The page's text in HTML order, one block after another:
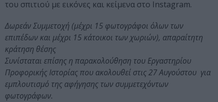
του σπιτιού με εικόνες και κείμενα στο Instagram.
Δωρεάν Συμμετοχή (μέχρι 15 φωτογράφοι όλων των
επιπέδων και μέχρι 15 κάτοικοι των χωριών), απαραίτητη
κράτηση θέσης
Συνίσταται επίσης η παρακολούθηση του Εργαστηρίου
Προφορικής Ιστορίας που ακολουθεί στις 27 Αυγούστου για
εμπλουτισμό της αφήγησης των συμμετεχόντων
φωτογράφων.